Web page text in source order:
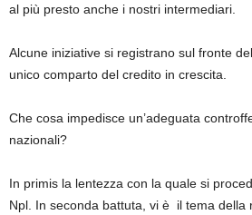
al più presto anche i nostri intermediari.
Alcune iniziative si registrano sul fronte
unico comparto del credito in crescita.
Che cosa impedisce un’adeguata
nazionali?
In primis la lentezza con la quale si
Npl. In seconda battuta, vi è il tema della